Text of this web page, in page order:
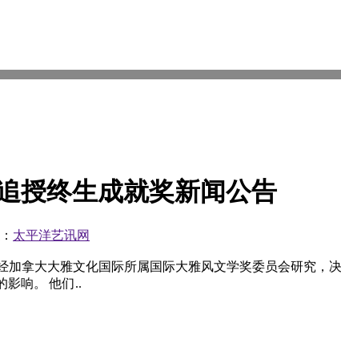
授终生成就奖新闻公告
太平洋艺讯网
拿大大雅文化国际所属国际大雅风文学奖委员会研究，
影响。 他们..